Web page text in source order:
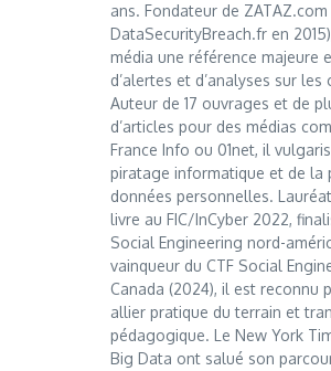
ans. Fondateur de
DataSecurityBreach.fr en
média une référence majeure
d’alertes et d’analyses sur les
Auteur de 17 ouvrages et de
d’articles pour des médias
France Info ou 01net, il
piratage informatique et de la
données personnelles.
livre au FIC/InCyber 2022,
Social Engineering nord-
vainqueur du CTF Social
Canada (2024), il est reconnu
allier pratique du terrain et
pédagogique. Le New York
Big Data ont salué son